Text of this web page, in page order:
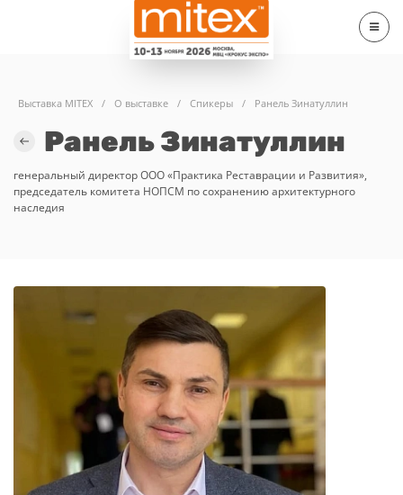
Выставка MITEX / О выставке / Спикеры / Ранель Зинатуллин
Ранель Зинатуллин
генеральный директор ООО «Практика Реставрации и Развития»,
председатель комитета НОПСМ по сохранению архитектурного
наследия